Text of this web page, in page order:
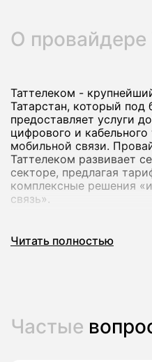
О провайдере
Таттелеком -
Татарстан, который под
предоставляет услуги
цифрового и
мобильной связи.
Таттелеком развивает
секторе, предлагая
комплексные решения
связь».
домашний интернет
Как подключить
Таттелеком (Летай)
Читать полностью
Частые